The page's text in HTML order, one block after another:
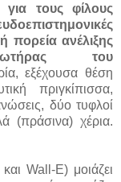
τους φίλους
πορεία ανέλιξης
σωτήρας του
εξέχουσα θέση
πριγκίπισσα,
δύο τυφλοί
(πράσινα) χέρια.
Wall-E) μοιάζει